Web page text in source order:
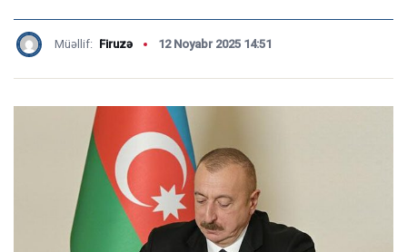
Müəllif: Firuzə 12 Noyabr 2025 14:51